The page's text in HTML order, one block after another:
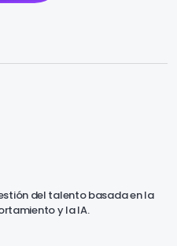
del talento basada en la
y la IA.